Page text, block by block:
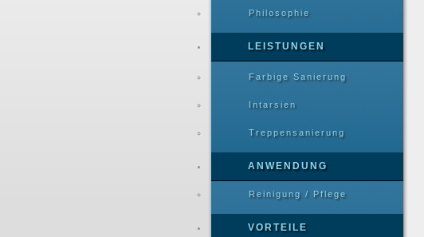
Philosophie
LEISTUNGEN
Farbige Sanierung
Intarsien
Treppensanierung
ANWENDUNG
Reinigung / Pflege
VORTEILE